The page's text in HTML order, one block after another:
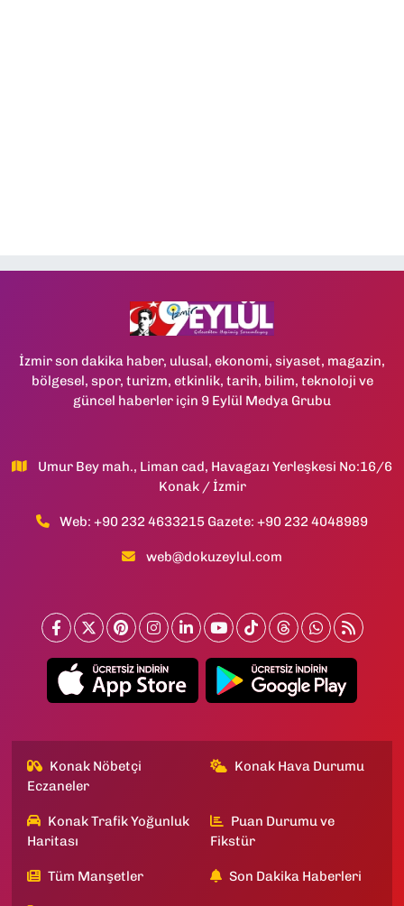
İzmir son dakika haber, ulusal, ekonomi, siyaset, magazin,
bölgesel, spor, turizm, etkinlik, tarih, bilim, teknoloji ve
güncel haberler için 9 Eylül Medya Grubu
Umur Bey mah., Liman cad, Havagazı Yerleşkesi No:16/6
Konak / İzmir
Web: +90 232 4633215 Gazete: +90 232 4048989
web@dokuzeylul.com
Konak Nöbetçi
Eczaneler
Konak Hava Durumu
Konak Trafik Yoğunluk
Haritası
Puan Durumu ve
Fikstür
Tüm Manşetler Son Dakika Haberleri